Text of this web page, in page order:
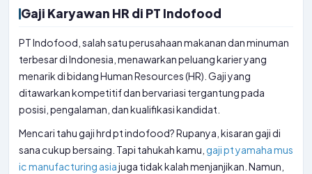
Gaji Karyawan HR di PT Indofood
PT Indofood, salah satu perusahaan makanan dan minuman
terbesar di Indonesia, menawarkan peluang karier yang
menarik di bidang Human Resources (HR). Gaji yang
ditawarkan kompetitif dan bervariasi tergantung pada
posisi, pengalaman, dan kualifikasi kandidat.
Mencari tahu gaji hrd pt indofood? Rupanya, kisaran gaji di
sana cukup bersaing. Tapi tahukah kamu, gaji pt yamaha mus
ic manufacturing asiajuga tidak kalah menjanjikan. Namun,